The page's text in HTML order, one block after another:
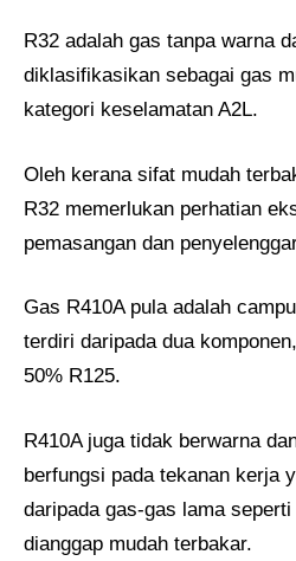
R32 adalah gas tanpa warna
diklasifikasikan sebagai gas
kategori keselamatan A2L.
Oleh kerana sifat mudah
R32 memerlukan perhatian
pemasangan dan
Gas R410A pula adalah
terdiri daripada dua
50% R125.
R410A juga tidak berwarna
berfungsi pada tekanan kerja
daripada gas-gas lama
dianggap mudah terbakar.